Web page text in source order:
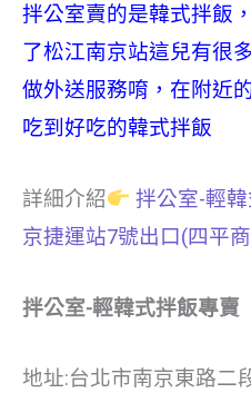
拌公室賣的是韓式拌飯
了松江南京站這兒有很
做外送服務唷，在附近
吃到好吃的韓式拌飯
詳細介紹
拌公室-輕
京捷運站7號出口(四平
拌公室-輕韓式拌飯專賣
地址:台北市南京東路二